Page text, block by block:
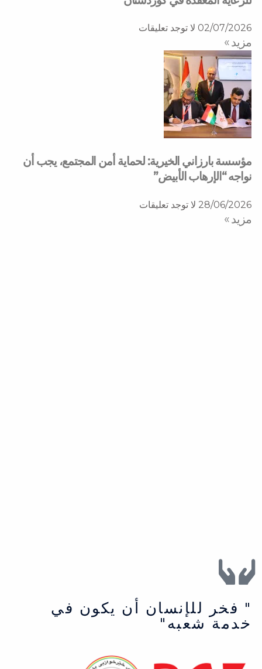
02/07/2026 لا توجد تعليقات
مزید »
مؤسسة بارزاني الخيرية: لحماية أمن المجتمع، يجب أن
نواجه “الإرهاب الأبيض”
28/06/2026 لا توجد تعليقات
مزید »
" فخر للإنسان أن يكون في
خدمة شعبه"